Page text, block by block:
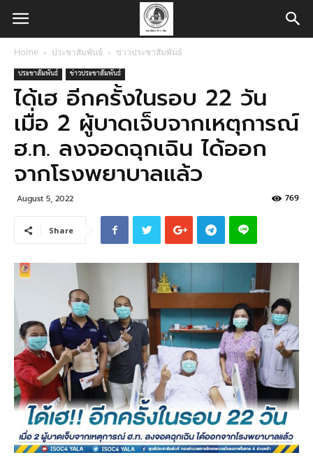
Home ประชาสัมพันธ์ ข่าวประชาสัมพันธ์
ประชาสัมพันธ์ ข่าวประชาสัมพันธ์
ได้เฮ อีกครั้งในรอบ 22 วัน
เมื่อ 2 ผู้บาดเจ็บจากเหตุการณ์
ฮ.ท. ลงจอดฉุกเฉิน ได้ออก
จากโรงพยาบาลแล้ว
August 5, 2022 769
Share